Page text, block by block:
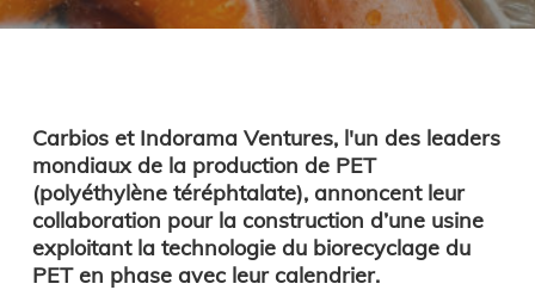
Carbios et Indorama Ventures, l'un des leaders
mondiaux de la production de PET
(polyéthylène téréphtalate), annoncent leur
collaboration pour la construction d’une usine
exploitant la technologie du biorecyclage du
PET en phase avec leur calendrier.